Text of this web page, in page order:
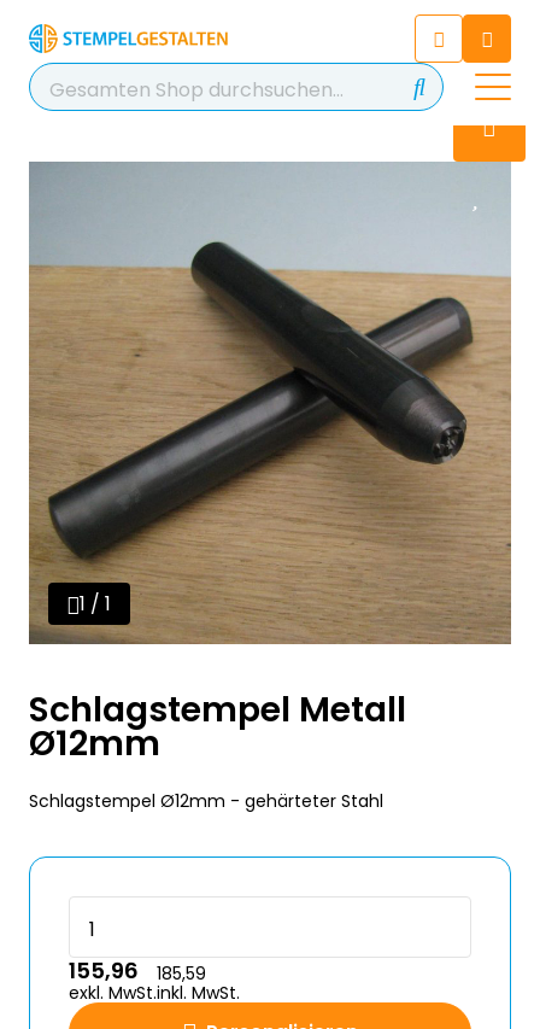
Chatten Sie 24/7 mit unserem
hilfreichen Chatbot
Kontakt
+49 2038 0480 403
1 / 1
Schlagstempel Metall
Ø12mm
Schlagstempel Ø12mm - gehärteter Stahl
155,96
exkl. MwSt.
185,59
inkl. MwSt.